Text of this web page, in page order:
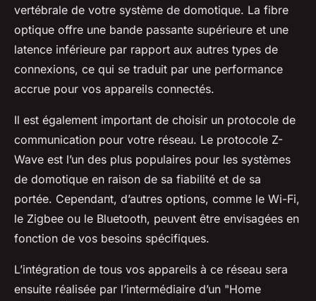
vertébrale de votre système de domotique. La fibre
optique offre une bande passante supérieure et une
latence inférieure par rapport aux autres types de
connexions, ce qui se traduit par une performance
accrue pour vos appareils connectés.
Il est également important de choisir un protocole de
communication pour votre réseau. Le protocole Z-
Wave est l’un des plus populaires pour les systèmes
de domotique en raison de sa fiabilité et de sa
portée. Cependant, d’autres options, comme le Wi-Fi,
le Zigbee ou le Bluetooth, peuvent être envisagées en
fonction de vos besoins spécifiques.
L’intégration de tous vos appareils à ce réseau sera
ensuite réalisée par l’intermédiaire d’un "Home